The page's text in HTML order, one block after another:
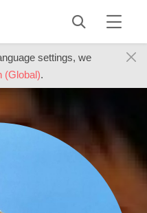
settings, we
(Global).